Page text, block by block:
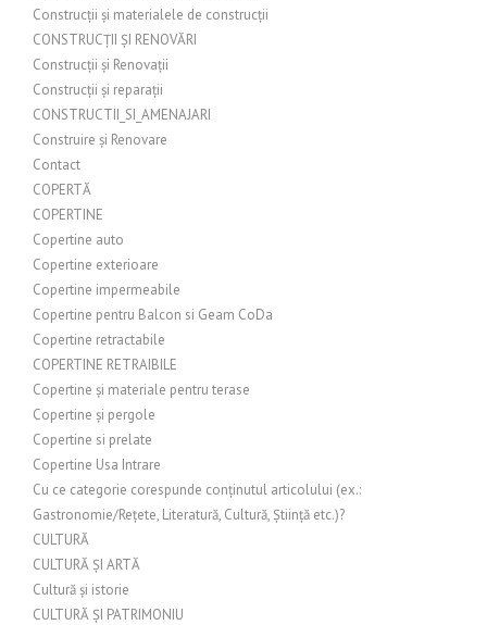
Construcții și materialele de construcții
CONSTRUCȚII ȘI RENOVĂRI
Construcții și Renovații
Construcții și reparații
CONSTRUCTII_SI_AMENAJARI
Construire și Renovare
Contact
COPERTĂ
COPERTINE
Copertine auto
Copertine exterioare
Copertine impermeabile
Copertine pentru Balcon si Geam CoDa
Copertine retractabile
COPERTINE RETRAIBILE
Copertine și materiale pentru terase
Copertine și pergole
Copertine si prelate
Copertine Usa Intrare
Cu ce categorie corespunde conținutul articolului (ex.:
Gastronomie/Rețete, Literatură, Cultură, Știință etc.)?
CULTURĂ
CULTURĂ ȘI ARTĂ
Cultură și istorie
CULTURĂ ȘI PATRIMONIU